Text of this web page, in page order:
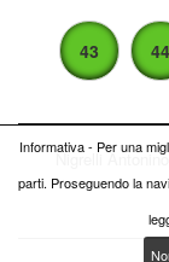
43 44
Nigrelli
Informativa - Per una
parti. Proseguendo la